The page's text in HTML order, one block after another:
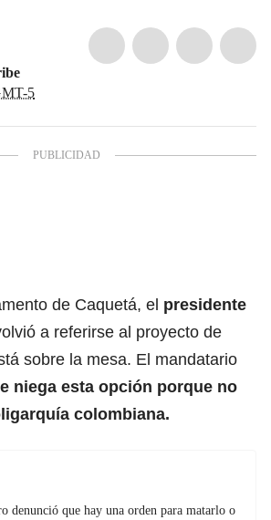
5
de Caquetá, el presidente
a referirse al proyecto de
sobre la mesa. El mandatario
niega esta opción porque no
colombiana.
denunció que hay una orden para matarlo o